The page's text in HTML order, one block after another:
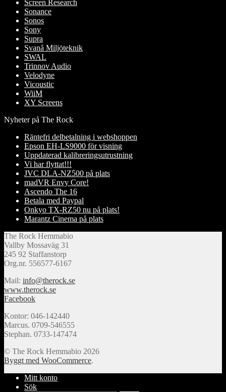
Screen Research
Sonance
Sonos
Sony
Supra
Svanå Miljöteknik
SWAL
Trinnov Audio
Velodyne
Vicoustic
WiiM
XY Screens
Nyheter på The Rock
Räntefri delbetalning i webshoppen
Epson EH-LS9000 för visning
Uppdaterad kalibreringsutrustning
Vi har flyttat!!!
JVC DLA-NZ500 på plats
madVR Envy Core!
Ascendo The 16
Betala med Paypal
Onkyo TX-RZ50 nu på plats!
Marantz Cinema på plats
The Rock Hemmabio
Vallby Mossaväg 31
245 92 Staffanstorp
Org.nr. 556577-6167
Mail: info@therock.se
www.therock.se
Facebook
Kontor: 046-142440
Marcus. 0709-546555
Stephan. 0733-147474
© The Rock Hemmabio 2026
Byggt med WooCommerce.
Mitt konto
Sök